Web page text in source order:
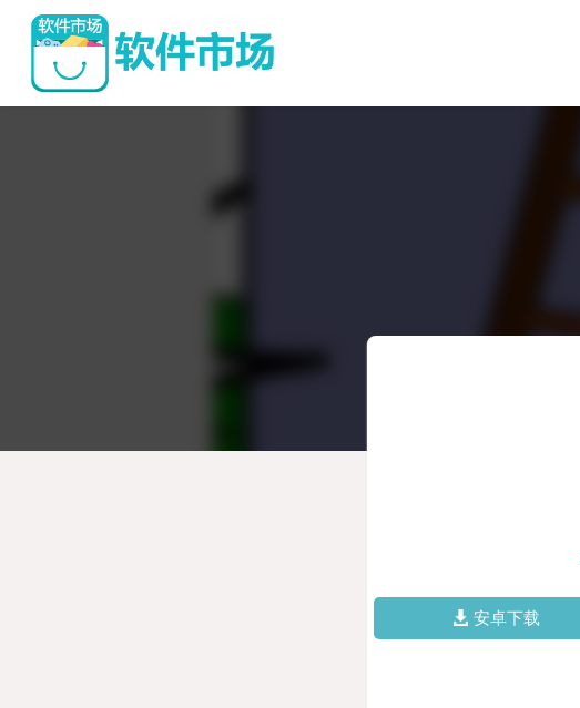
安卓下载